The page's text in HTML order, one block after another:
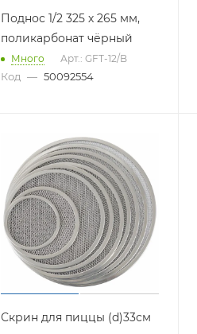
Поднос 1/2 325 х 265 мм,
поликарбонат чёрный
Много Арт.: GFT-12/B
Код — 50092554
Скрин для пиццы (d)33см